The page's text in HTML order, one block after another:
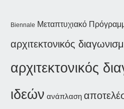
Biennale Μεταπτυχιακό
αρχιτεκτονικός
αρχιτεκτονικός
ιδεών ανάπλαση